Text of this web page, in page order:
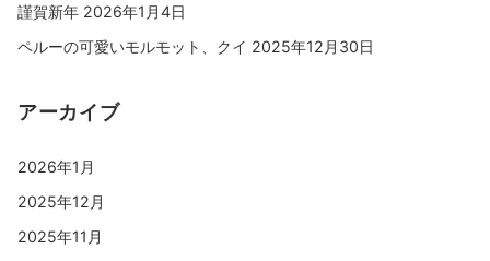
謹賀新年 2026年1月4日
ペルーの可愛いモルモット、クイ 2025年12月30日
アーカイブ
2026年1月
2025年12月
2025年11月